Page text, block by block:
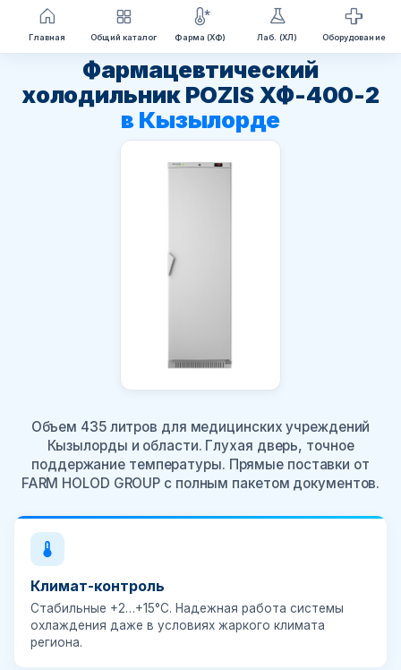
Перейти
содержимому
Фармацевтический
холодильник POZIS ХФ-400-2
в Кызылорде
Объем 435 литров для медицинских учреждений
Кызылорды и области. Глухая дверь, точное
поддержание температуры. Прямые поставки от
FARM HOLOD GROUP с полным пакетом документов.
Климат-контроль
Стабильные +2…+15°C. Надежная работа системы
охлаждения даже в условиях жаркого климата
региона.
Главная Общий каталог Фарма (ХФ) Лаб. (ХЛ) Оборудование